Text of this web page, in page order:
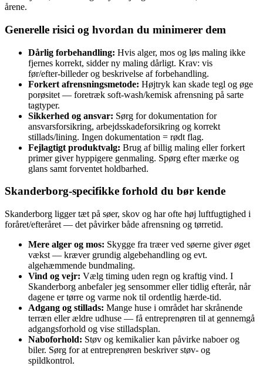
årene.
Generelle risici og hvordan du minimerer dem
Dårlig forbehandling: Hvis alger, mos og løs maling ikke
fjernes korrekt, sidder ny maling dårligt. Krav: vis
før/efter‑billeder og beskrivelse af forbehandling.
Forkert afrensningsmetode: Højtryk kan skade tegl og øge
porøsitet — foretræk soft‑wash/kemisk afrensning på sarte
tagtyper.
Sikkerhed og ansvar: Sørg for dokumentation for
ansvarsforsikring, arbejdsskadeforsikring og korrekt
stillads/lining. Ingen dokumentation = rødt flag.
Fejlagtigt produktvalg: Brug af billig maling eller forkert
primer giver hyppigere genmaling. Spørg efter mærke og
glans samt forventet holdbarhed.
Skanderborg‑specifikke forhold du bør kende
Skanderborg ligger tæt på søer, skov og har ofte høj luftfugtighed i
foråret/efteråret — det påvirker både afrensning og tørretid.
Mere alger og mos: Skygge fra træer ved søerne giver øget
vækst — kræver grundig algebehandling og evt.
algehæmmende bundmaling.
Vind og vejr: Vælg timing uden regn og kraftig vind. I
Skanderborg anbefaler jeg sensommer eller tidlig efterår, når
dagene er tørre og varme nok til ordentlig hærde‑tid.
Adgang og stillads: Mange huse i området har skrånende
terræn eller ældre udhuse — få entreprenøren til at gennemgå
adgangsforhold og vise stilladsplan.
Naboforhold: Støv og kemikalier kan påvirke naboer og
biler. Sørg for at entreprenøren beskriver støv- og
spildkontrol.